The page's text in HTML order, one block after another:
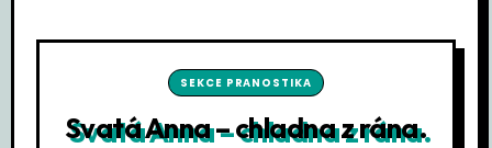
SEKCE PRANOSTIKA
Svatá Anna – chladna z rána.